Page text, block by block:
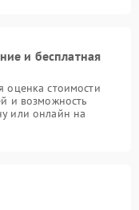
и бесплатная
оценка стоимости
и возможность
или онлайн на